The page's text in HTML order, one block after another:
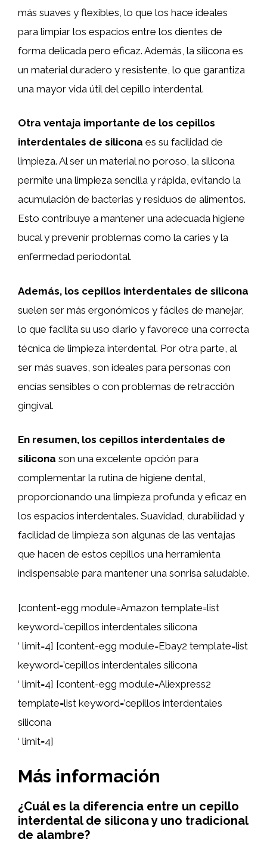
más suaves y flexibles, lo que los hace ideales
para limpiar los espacios entre los dientes de
forma delicada pero eficaz. Además, la silicona es
un material duradero y resistente, lo que garantiza
una mayor vida útil del cepillo interdental.
Otra ventaja importante de los cepillos
interdentales de silicona es su facilidad de
limpieza. Al ser un material no poroso, la silicona
permite una limpieza sencilla y rápida, evitando la
acumulación de bacterias y residuos de alimentos.
Esto contribuye a mantener una adecuada higiene
bucal y prevenir problemas como la caries y la
enfermedad periodontal.
Además, los cepillos interdentales de silicona
suelen ser más ergonómicos y fáciles de manejar,
lo que facilita su uso diario y favorece una correcta
técnica de limpieza interdental. Por otra parte, al
ser más suaves, son ideales para personas con
encías sensibles o con problemas de retracción
gingival.
En resumen, los cepillos interdentales de
silicona son una excelente opción para
complementar la rutina de higiene dental,
proporcionando una limpieza profunda y eficaz en
los espacios interdentales. Suavidad, durabilidad y
facilidad de limpieza son algunas de las ventajas
que hacen de estos cepillos una herramienta
indispensable para mantener una sonrisa saludable.
[content-egg module=Amazon template=list
keyword=’cepillos interdentales silicona
‘ limit=4] [content-egg module=Ebay2 template=list
keyword=’cepillos interdentales silicona
‘ limit=4] [content-egg module=Aliexpress2
template=list keyword=’cepillos interdentales
silicona
‘ limit=4]
Más información
¿Cuál es la diferencia entre un cepillo
interdental de silicona y uno tradicional
de alambre?